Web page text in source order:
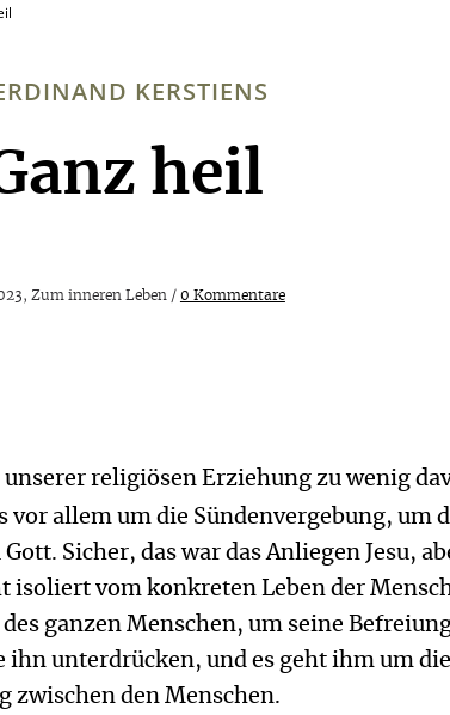
KERSTIENS
:heil
Zum inneren Leben / 0 Kommentare
religiösen Erziehung zu wenig
vor allem um die Sündenvergebung, um
Sicher, das war das Anliegen Jesu,
isoliert vom konkreten Leben der
ganzen Menschen, um seine
ihn unterdrücken, und es geht ihm um
zwischen den Menschen.